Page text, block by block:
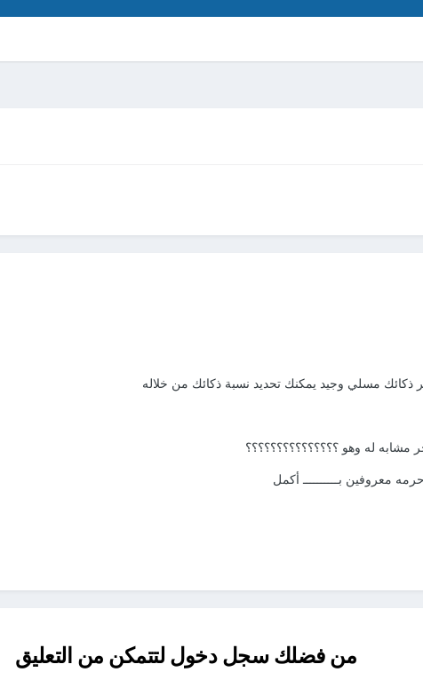
ذكائك مسلي وجيد يمكنك تحديد نسبة ذكائك من خلاله
مشابه له وهو ؟؟؟؟؟؟؟؟؟؟؟؟؟؟؟
معروفين بــــــــــ أكمل
من فضلك سجل دخول لتتمكن من التعليق